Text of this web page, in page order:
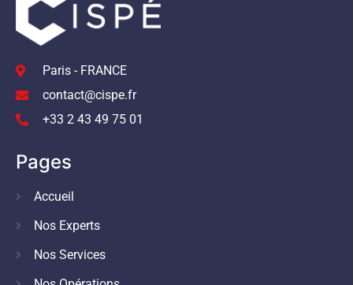
Paris - FRANCE
contact@cispe.fr
+33 2 43 49 75 01
Pages
Accueil
Nos Experts
Nos Services